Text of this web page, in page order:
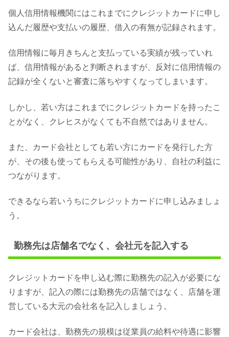
個人信用情報機関にはこれまでにクレジットカードに申し
込んだ履歴や支払いの履歴、借入の有無が記録されます。
信用情報に毎月きちんと支払っている実績が残っていれ
ば、信用情報があると判断されますが、反対に信用情報の
記録が全くないと審査に落ちやすくなってしまいます。
しかし、若い方はこれまでにクレジットカードを持ったこ
とがなく、クレヒスがなくても不自然ではありません。
また、カード会社としても若い方にカードを発行した方
が、その後も使ってもらえる可能性があり、自社の利益に
つながります。
できるなら若いうちにクレジットカードに申し込みましょ
う。
勤務先は店舗名でなく、会社元を記入する
クレジットカードを申し込む際に勤務先の記入が必要にな
りますが、記入の際には勤務先の店舗ではなく、店舗を運
営している大元の会社名を記入しましょう。
カード会社は、勤務先の規模は従業員の給料や待遇に影響